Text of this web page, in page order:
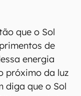
que o Sol
de
energia
próximo da luz
diga que o Sol